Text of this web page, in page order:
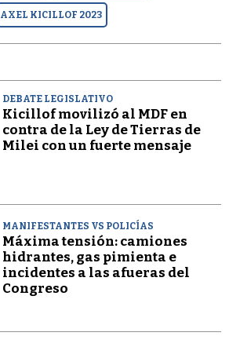
AXEL KICILLOF 2023
DEBATE LEGISLATIVO
Kicillof movilizó al MDF en
contra de la Ley de Tierras de
Milei con un fuerte mensaje
MANIFESTANTES VS POLICÍAS
Máxima tensión: camiones
hidrantes, gas pimienta e
incidentes a las afueras del
Congreso